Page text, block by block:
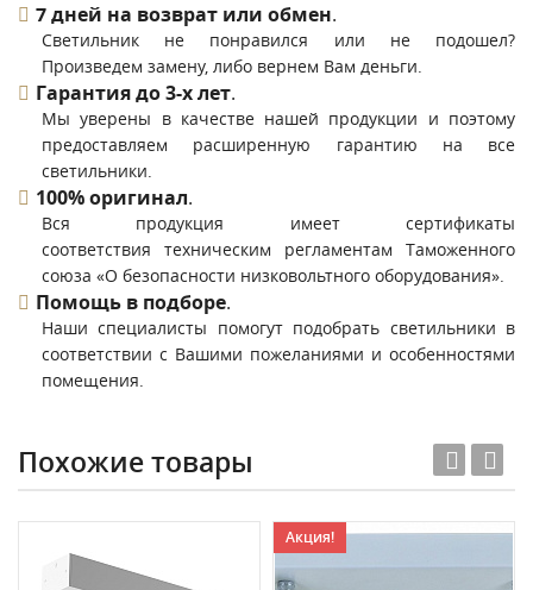
7 дней на возврат или обмен.
Светильник не понравился или не подошел?
Произведем замену, либо вернем Вам деньги.
Гарантия до 3-х лет.
Мы уверены в качестве нашей продукции и поэтому
предоставляем расширенную гарантию на все
светильники.
100% оригинал.
Вся продукция имеет сертификаты
соответствия техническим регламентам Таможенного
союза «О безопасности низковольтного оборудования».
Помощь в подборе.
Наши специалисты помогут подобрать светильники в
соответствии с Вашими пожеланиями и особенностями
помещения.
Похожие товары
Акция!